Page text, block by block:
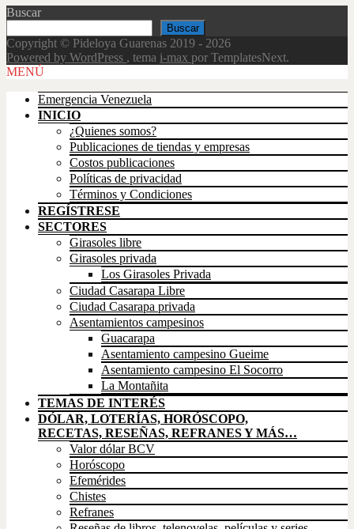
Buscar
Buscar
Copyright © Pideloya Guarenas 2019 - 2026
Powered by WordPress , tema i-max por TemplatesNext.
Scroll
MENÚ
Emergencia Venezuela
INICIO
¿Quienes somos?
Publicaciones de tiendas y empresas
Costos publicaciones
Políticas de privacidad
Términos y Condiciones
REGÍSTRESE
SECTORES
Girasoles libre
Girasoles privada
Los Girasoles Privada
Ciudad Casarapa Libre
Ciudad Casarapa privada
Asentamientos campesinos
Guacarapa
Asentamiento campesino Gueime
Asentamiento campesino El Socorro
La Montañita
TEMAS DE INTERÉS
DÓLAR, LOTERÍAS, HORÓSCOPO,
RECETAS, RESEÑAS, REFRANES Y MÁS…
Valor dólar BCV
Horóscopo
Efemérides
Chistes
Refranes